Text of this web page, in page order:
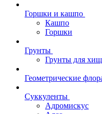
Горшки и кашпо
Кашпо
Горшки
Грунты
Грунты для
Геометрические
Суккуленты
Адромискус